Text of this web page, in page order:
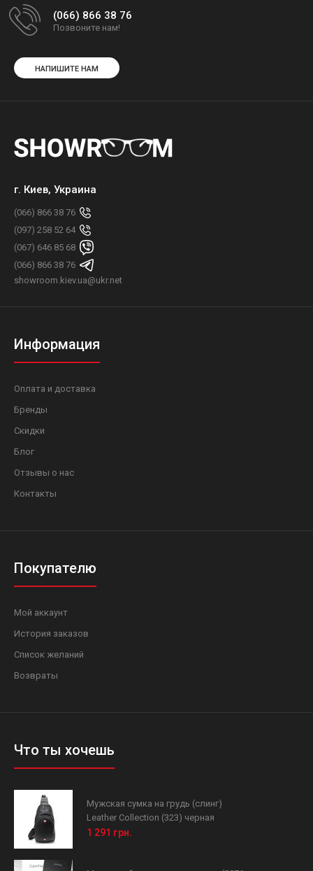
(066) 866 38 76
Позвоните нам!
НАПИШИТЕ НАМ
г. Киев, Украина
(066) 866 38 76
(097) 258 52 64
(067) 646 85 68
(066) 866 38 76
showroom.kiev.ua@ukr.net
Информация
Оплата и доставка
Бренды
Скидки
Блог
Отзывы о нас
Контакты
Покупателю
Мой аккаунт
История заказов
Список желаний
Возвраты
Что ты хочешь
Мужская сумка на грудь (слинг)
Leather Collection (323) черная
1 291 грн.